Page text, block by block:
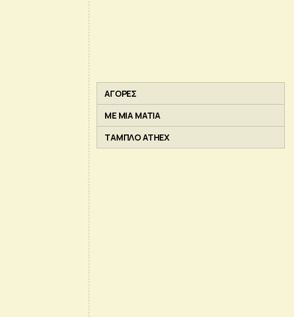
ΑΓΟΡΕΣ
ΜΕ ΜΙΑ ΜΑΤΙΑ
ΤΑΜΠΛΟ ATHEX